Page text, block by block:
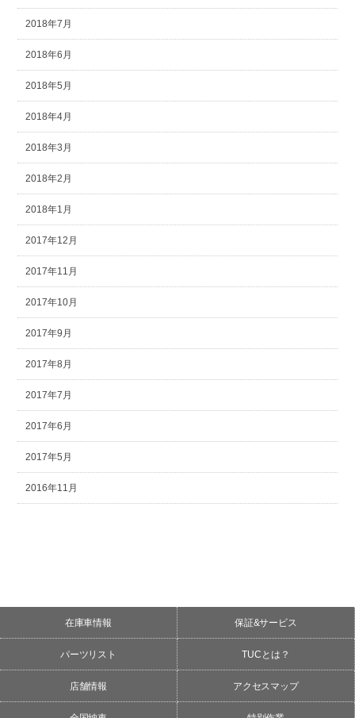
2018年7月
2018年6月
2018年5月
2018年4月
2018年3月
2018年2月
2018年1月
2017年12月
2017年11月
2017年10月
2017年9月
2017年8月
2017年7月
2017年6月
2017年5月
2016年11月
在庫車情報 保証&サービス
パーツリスト TUCとは？
店舗情報 アクセスマップ